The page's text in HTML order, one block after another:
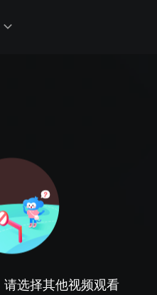
选择其他视频观看